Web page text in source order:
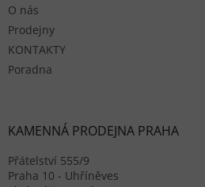
O nás
Prodejny
KONTAKTY
Poradna
KAMENNÁ PRODEJNA PRAHA
Přátelství 555/9
Praha 10 - Uhříněves